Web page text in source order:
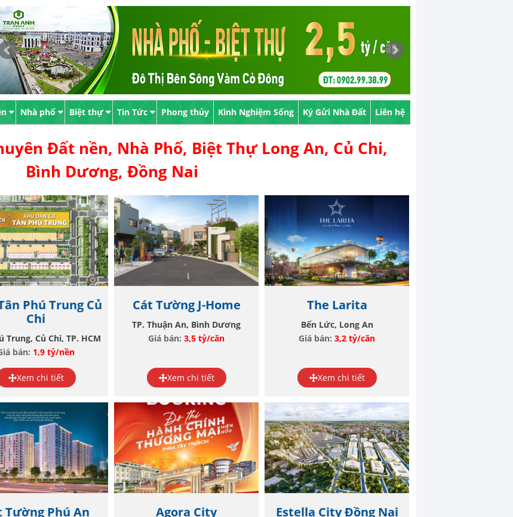
Nhà phố Biệt thự Tin Tức Phong thủy Kinh Nghiệm Sống Ký Gửi Nhà Đất Liên hệ
Đất nền, Nhà Phố, Biệt Thự Long An, Củ Chi,
Bình Dương, Đồng Nai
Phú Trung Củ
Chi
Trung, Củ Chi, TP. HCM
bán: 1,9 tỷ/nền
Xem chi tiết
Cát Tường J-Home
TP. Thuận An, Bình Dương
Giá bán: 3,5 tỷ/căn
Xem chi tiết
The Larita
Bến Lức, Long An
Giá bán: 3,2 tỷ/căn
Xem chi tiết
Tường Phú An Agora City Estella City Đồng Nai